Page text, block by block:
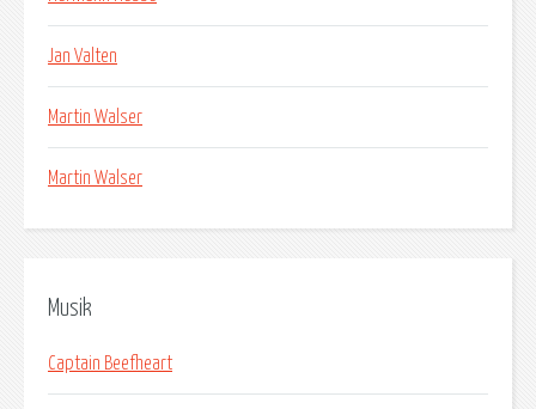
Jan Valten
Martin Walser
Martin Walser
Musik
Captain Beefheart